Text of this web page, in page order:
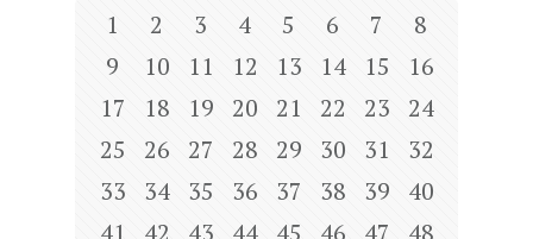
1 2 3 4 5 6 7
8
9
10 11 12 13 14 15
16
17
18 19 20 21 22 23
24
25
26 27 28 29 30 31
32
33
34 35 36 37 38 39
40
41
42 43 44 45 46 47
48